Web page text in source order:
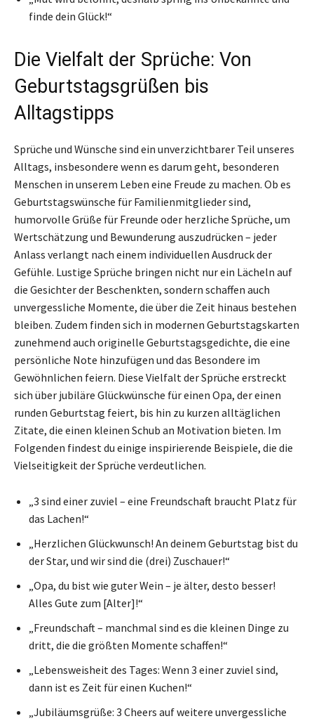
finde dein Glück!“
Die Vielfalt der Sprüche: Von
Geburtstagsgrüßen bis
Alltagstipps
Sprüche und Wünsche sind ein unverzichtbarer Teil unseres
Alltags, insbesondere wenn es darum geht, besonderen
Menschen in unserem Leben eine Freude zu machen. Ob es
Geburtstagswünsche für Familienmitglieder sind,
humorvolle Grüße für Freunde oder herzliche Sprüche, um
Wertschätzung und Bewunderung auszudrücken – jeder
Anlass verlangt nach einem individuellen Ausdruck der
Gefühle. Lustige Sprüche bringen nicht nur ein Lächeln auf
die Gesichter der Beschenkten, sondern schaffen auch
unvergessliche Momente, die über die Zeit hinaus bestehen
bleiben. Zudem finden sich in modernen Geburtstagskarten
zunehmend auch originelle Geburtstagsgedichte, die eine
persönliche Note hinzufügen und das Besondere im
Gewöhnlichen feiern. Diese Vielfalt der Sprüche erstreckt
sich über jubiläre Glückwünsche für einen Opa, der einen
runden Geburtstag feiert, bis hin zu kurzen alltäglichen
Zitate, die einen kleinen Schub an Motivation bieten. Im
Folgenden findest du einige inspirierende Beispiele, die die
Vielseitigkeit der Sprüche verdeutlichen.
„3 sind einer zuviel – eine Freundschaft braucht Platz für
das Lachen!“
„Herzlichen Glückwunsch! An deinem Geburtstag bist du
der Star, und wir sind die (drei) Zuschauer!“
„Opa, du bist wie guter Wein – je älter, desto besser!
Alles Gute zum [Alter]!“
„Freundschaft – manchmal sind es die kleinen Dinge zu
dritt, die die größten Momente schaffen!“
„Lebensweisheit des Tages: Wenn 3 einer zuviel sind,
dann ist es Zeit für einen Kuchen!“
„Jubiläumsgrüße: 3 Cheers auf weitere unvergessliche